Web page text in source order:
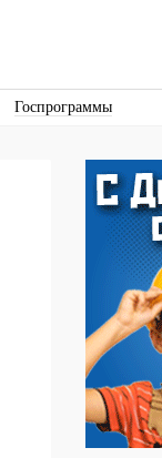
Госпрограммы